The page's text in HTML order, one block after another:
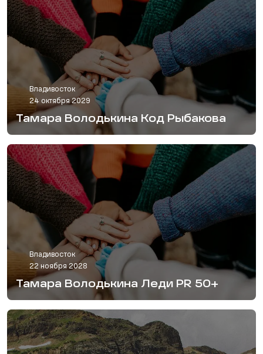
Владивосток
24 октября 2029
Тамара Володькина Код Рыбакова
Владивосток
22 ноября 2028
Тамара Володькина Леди PR 50+